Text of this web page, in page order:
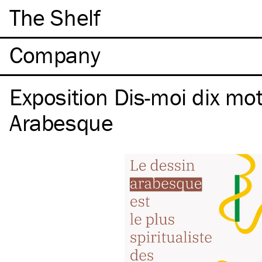
The Shelf
Company
Exposition Dis-moi dix
Arabesque